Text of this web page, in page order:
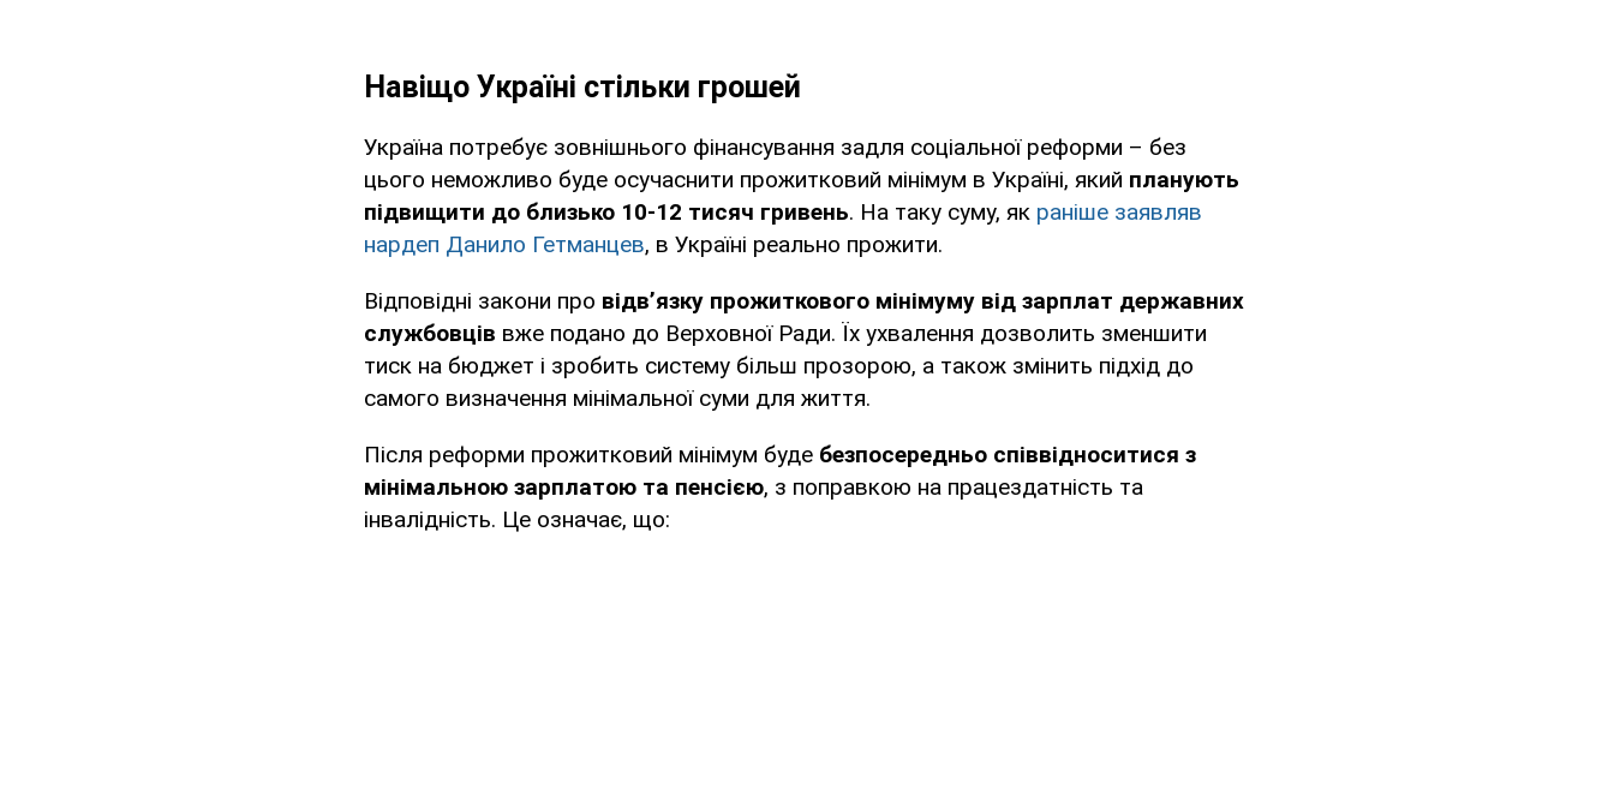
Навіщо Україні стільки грошей
Україна потребує зовнішнього фінансування задля соціальної реформи – без
цього неможливо буде осучаснити прожитковий мінімум в Україні, який планують
підвищити до близько 10-12 тисяч гривень. На таку суму, як раніше заявляв
нардеп Данило Гетманцев, в Україні реально прожити.
Відповідні закони про відв’язку прожиткового мінімуму від зарплат державних
службовців вже подано до Верховної Ради. Їх ухвалення дозволить зменшити
тиск на бюджет і зробить систему більш прозорою, а також змінить підхід до
самого визначення мінімальної суми для життя.
Після реформи прожитковий мінімум буде безпосередньо співвідноситися з
мінімальною зарплатою та пенсією, з поправкою на працездатність та
інвалідність. Це означає, що: